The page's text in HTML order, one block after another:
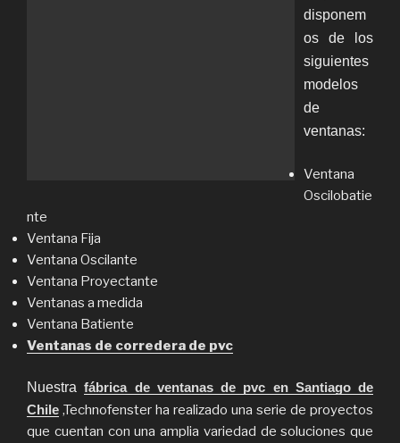
disponem
os de los
siguientes
modelos
de
ventanas:
Ventana
Oscilobatie
nte
Ventana Fija
Ventana Oscilante
Ventana Proyectante
Ventanas a medida
Ventana Batiente
Ventanas de corredera de pvc
Nuestrafábrica de ventanas de pvc en Santiago de
Chile ,Technofenster ha realizado una serie de proyectos
que cuentan con una amplia variedad de soluciones que